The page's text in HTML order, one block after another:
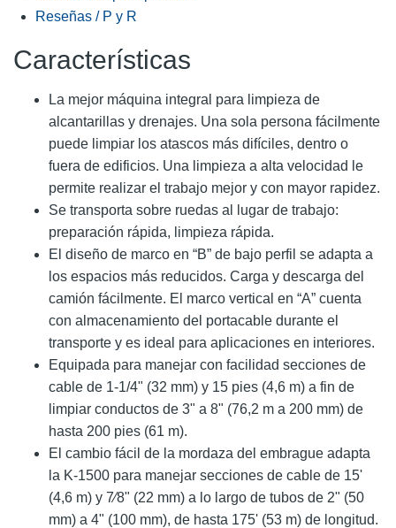
Reseñas / P y R
Características
La mejor máquina integral para limpieza de
alcantarillas y drenajes. Una sola persona fácilmente
puede limpiar los atascos más difíciles, dentro o
fuera de edificios. Una limpieza a alta velocidad le
permite realizar el trabajo mejor y con mayor rapidez.
Se transporta sobre ruedas al lugar de trabajo:
preparación rápida, limpieza rápida.
El diseño de marco en “B” de bajo perfil se adapta a
los espacios más reducidos. Carga y descarga del
camión fácilmente. El marco vertical en “A” cuenta
con almacenamiento del portacable durante el
transporte y es ideal para aplicaciones en interiores.
Equipada para manejar con facilidad secciones de
cable de 1-1/4" (32 mm) y 15 pies (4,6 m) a fin de
limpiar conductos de 3" a 8" (76,2 m a 200 mm) de
hasta 200 pies (61 m).
El cambio fácil de la mordaza del embrague adapta
la K-1500 para manejar secciones de cable de 15'
(4,6 m) y 7⁄8" (22 mm) a lo largo de tubos de 2" (50
mm) a 4" (100 mm), de hasta 175' (53 m) de longitud.